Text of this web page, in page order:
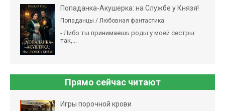
Попаданка-Акушерка: на Службе у Князя!
Попаданцы / Любовная фантастика
- Либо ты принимаешь роды у моей сестры
так,...
Прямо сейчас читают
Игры порочной крови